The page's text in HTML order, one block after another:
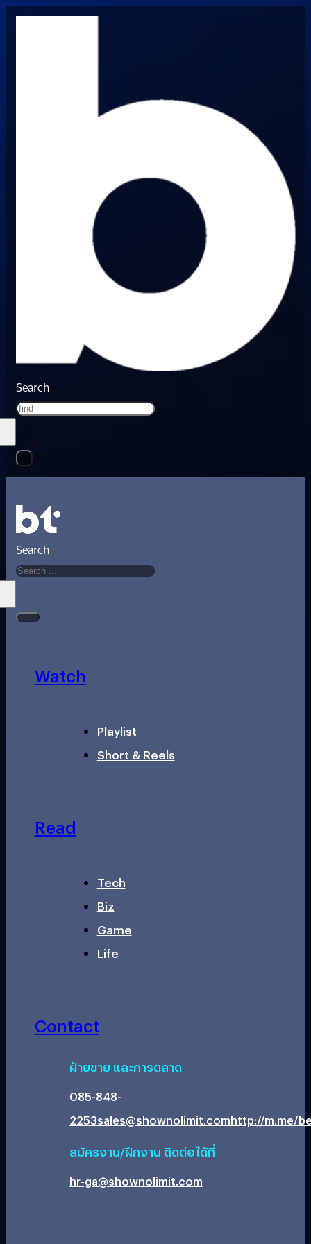
Search
Search
Watch
Playlist
Short & Reels
Read
Tech
Biz
Game
Life
Contact
ฝ่ายขาย และการตลาด
085-848-
2253sales@shownolimit.comhttp://m.me/
สมัครงาน/ฝึกงาน ติดต่อได้ที่
hr-ga@shownolimit.com